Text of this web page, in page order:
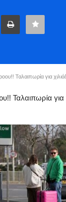
Ταλαιπωρία για
Ταλαιπωρία για